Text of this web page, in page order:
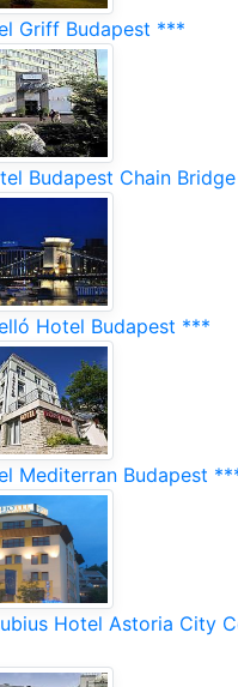
Griff Budapest ***
Budapest Chain
Hotel Budapest ***
Mediterran Budapest
Hotel Astoria City